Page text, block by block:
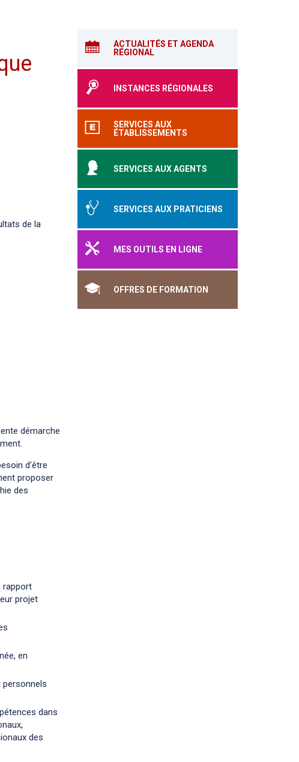
ACTUALITÉS ET AGENDA
RÉGIONAL
INSTANCES RÉGIONALES
SERVICES AUX
ÉTABLISSEMENTS
SERVICES AUX AGENTS
SERVICES AUX PRATICIENS
MES OUTILS EN LIGNE
OFFRES DE FORMATION
de la
démarche
d’être
proposer
des
rapport
projet
en
dans
des